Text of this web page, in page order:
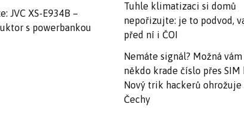
JVC XS-E934B –
s powerbankou
Tuhle klimatizaci si domů
nepořizujte: je to podvod,
před ní i ČOI
Nemáte signál? Možná vám
někdo krade číslo přes SIM
Nový trik hackerů ohrožuje
Čechy